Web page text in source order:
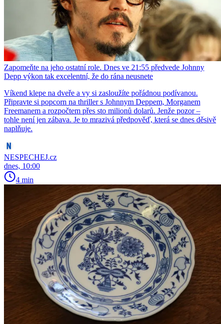
Zapomeňte na jeho ostatní role. Dnes ve 21:55 předvede Johnny
Depp výkon tak excelentní, že do rána neusnete
Víkend klepe na dveře a vy si zasloužíte pořádnou podívanou.
Připravte si popcorn na thriller s Johnnym Deppem, Morganem
Freemanem a rozpočtem přes sto milionů dolarů. Jenže pozor –
tohle není jen zábava. Je to mrazivá předpověď, která se dnes děsivě
naplňuje.
NESPECHEJ.cz
dnes, 10:00
4 min